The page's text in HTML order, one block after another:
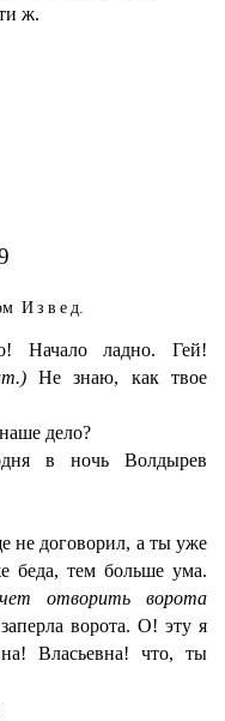
ж.
Извед.
Начало ладно. Гей!
Не знаю, как твое
дело?
в ночь Волдырев
не договорил, а ты уже
беда, тем больше ума.
отворить ворота
ворота. О! эту я
Власьевна! что, ты